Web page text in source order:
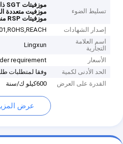
تسليط الضوء
موزفيتات SGT ذات الطاقة المنخفضة
موزفيت متعددة
موزفيتات RSP منخفضة الطاقة
إصدار الشهادات
اسم العلامة
التجارية
Lingxun
الأسعار
requirement
الحد الأدنى لكمية
وفقا لمتطلبات
القدرة على العرض
600كيلو ك/سنة
عرض